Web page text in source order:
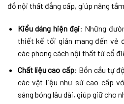
đồ nội thất đẳng cấp, giúp nâng
Kiểu dáng hiện đại: Những
thiết kế tối giản mang đến vẻ
các phong cách nội thất từ cổ
Chất liệu cao cấp: Bồn cầu tự
các vật liệu như sứ cao cấp
sáng bóng lâu dài, giúp giữ cho